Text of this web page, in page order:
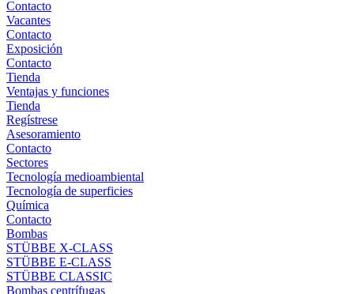
Contacto
Vacantes
Contacto
Exposición
Contacto
Tienda
Ventajas y funciones
Tienda
Regístrese
Asesoramiento
Contacto
Sectores
Tecnología medioambiental
Tecnología de superficies
Química
Contacto
Bombas
STÜBBE X-CLASS
STÜBBE E-CLASS
STÜBBE CLASSIC
Bombas centrífugas